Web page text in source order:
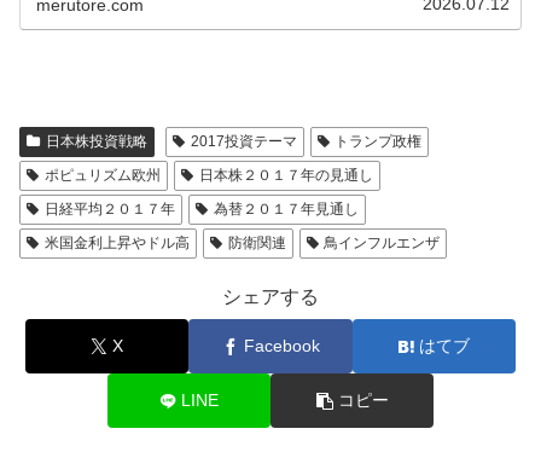
merutore.com
日本株投資戦略 2017投資テーマ
トランプ政権
ポピュリズム欧州
日本株２０１７年の見通し
日経平均２０１７年
為替２０１７年見通し
米国金利上昇やドル高
防衛関連 鳥インフルエンザ
シェアする
X Facebook はてブ
LINE コピー